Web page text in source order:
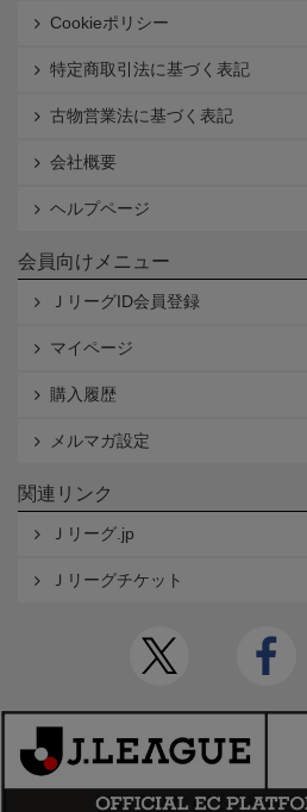
Cookieポリシー
特定商取引法に基づく表記
古物営業法に基づく表記
会社概要
ヘルプページ
会員向けメニュー
ＪリーグID会員登録
マイページ
購入履歴
メルマガ設定
関連リンク
Ｊリーグ.jp
Ｊリーグチケット